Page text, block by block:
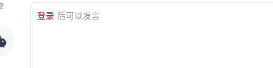
登录 后可以发言